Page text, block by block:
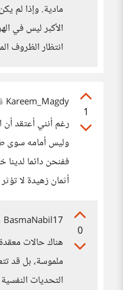
مادية. وإذا لم
الأكبر ليس في
انتظار الظروف
1
Kareem_Magdy
رغم أنني أعتقد
وليس أمامه سوى
ففنحن دائما لدينا
أثمان زهيدة لا
0
BasmaNabil17
هناك حالات
ملموسة، بل قد
التحديات